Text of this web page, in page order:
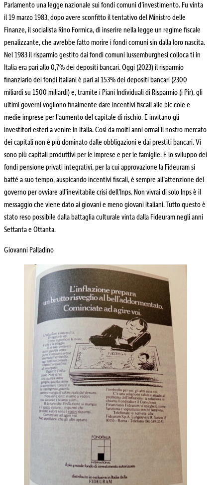
Parlamento una legge nazionale sui fondi comuni d’investimento. Fu vinta
il 19 marzo 1983, dopo avere sconfitto il tentativo del Ministro delle
Finanze, il socialista Rino Formica, di inserire nella legge un regime fiscale
penalizzante, che avrebbe fatto morire i fondi comuni sin dalla loro nascita.
Nel 1983 il risparmio gestito dai fondi comuni lussemburghesi colloca ti in
Italia era pari allo 0,7% dei depositi bancari. Oggi (2023) il risparmio
finanziario dei fondi italiani è pari al 153% dei depositi bancari (2300
miliardi su 1500 miliardi) e, tramite i Piani Individuali di Risparmio (i Pir), gli
ultimi governi vogliono finalmente dare incentivi fiscali alle pic cole e
medie imprese per l’aumento del capitale di rischio. E invitano gli
investitori esteri a venire in Italia. Così da molti anni ormai il nostro mercato
dei capitali non è più dominato dalle obbligazioni e dai prestiti bancari. Vi
sono più capitali produttivi per le imprese e per le famiglie. E lo sviluppo dei
fondi pensione privati integrativi, per la cui approvazione la Fideuram si
batté a suo tempo, auspicando incentivi fiscali, è sempre all’attenzione del
governo per ovviare all’inevitabile crisi dell’Inps. Non vivrai di solo Inps è il
messaggio che viene dato ai giovani e meno giovani italiani. Tutto questo è
stato reso possibile dalla battaglia culturale vinta dalla Fideuram negli anni
Settanta e Ottanta.
Giovanni Palladino